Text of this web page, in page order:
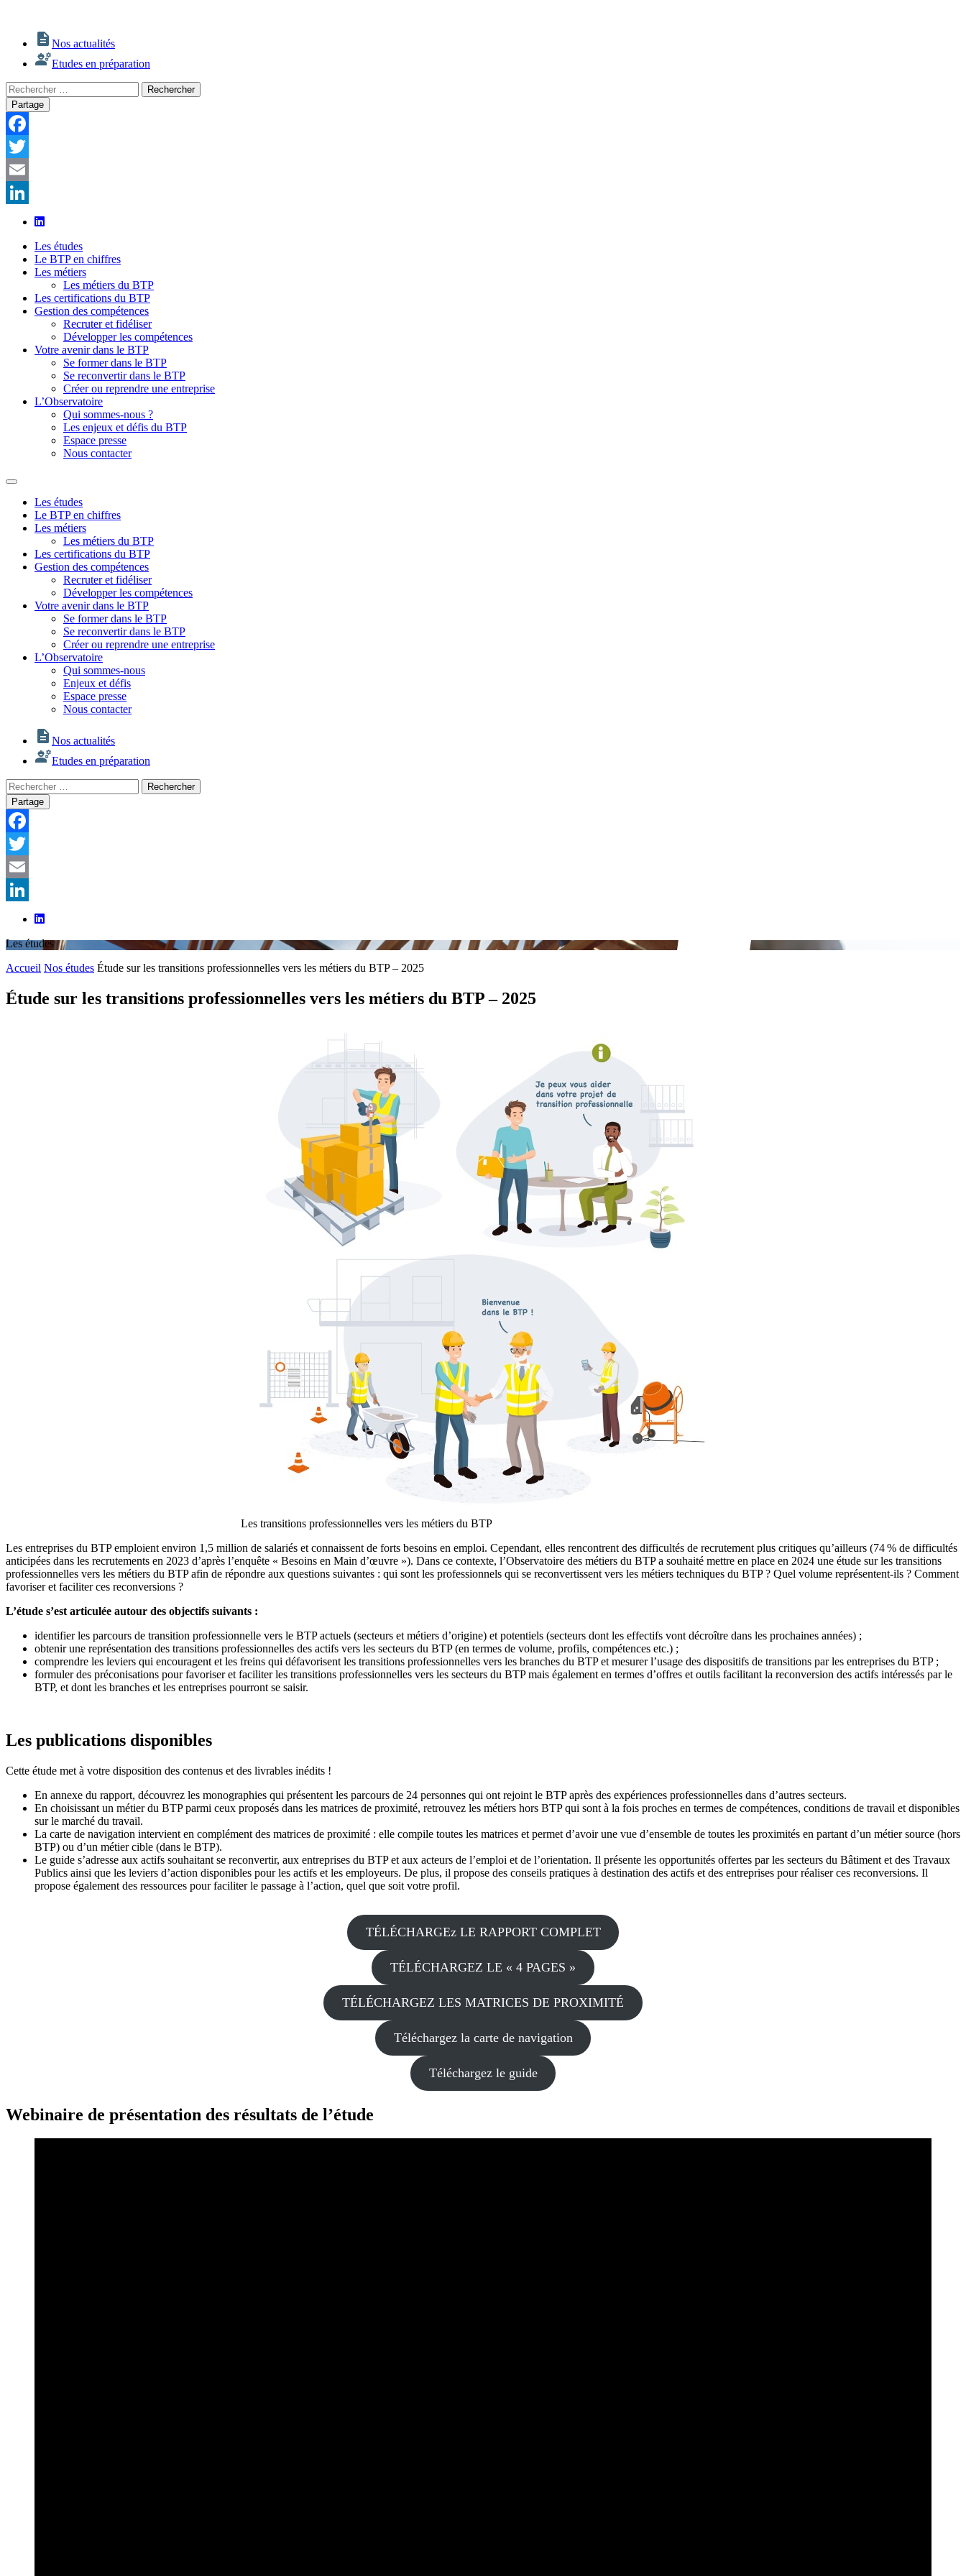
Nos actualités
Etudes en préparation
Rechercher
:
Rechercher
Partage
Facebook
Twitter
Email
LinkedIn
Les études
Le BTP en chiffres
Les métiers
Les métiers du BTP
Les certifications du BTP
Gestion des compétences
Recruter et fidéliser
Développer les compétences
Votre avenir dans le BTP
Se former dans le BTP
Se reconvertir dans le BTP
Créer ou reprendre une entreprise
L’Observatoire
Qui sommes-nous ?
Les enjeux et défis du BTP
Espace presse
Nous contacter
Les études
Le BTP en chiffres
Les métiers
Les métiers du BTP
Les certifications du BTP
Gestion des compétences
Recruter et fidéliser
Développer les compétences
Votre avenir dans le BTP
Se former dans le BTP
Se reconvertir dans le BTP
Créer ou reprendre une entreprise
L’Observatoire
Qui sommes-nous
Enjeux et défis
Espace presse
Nous contacter
Nos actualités
Etudes en préparation
Rechercher
:
Rechercher
Partage
Facebook
Twitter
Email
LinkedIn
Les études
Accueil Nos études Étude sur les transitions professionnelles vers les métiers du BTP – 2025
Étude sur les transitions professionnelles vers les métiers du BTP – 2025
Les transitions professionnelles vers les métiers du BTP
Les entreprises du BTP emploient environ 1,5 million de salariés et connaissent de forts besoins en emploi. Cependant, elles rencontrent des difficultés de recrutement plus critiques qu’ailleurs (74 % de difficultés
anticipées dans les recrutements en 2023 d’après l’enquête « Besoins en Main d’œuvre »). Dans ce contexte, l’Observatoire des métiers du BTP a souhaité mettre en place en 2024 une étude sur les transitions
professionnelles vers les métiers du BTP afin de répondre aux questions suivantes : qui sont les professionnels qui se reconvertissent vers les métiers techniques du BTP ? Quel volume représentent-ils ? Comment
favoriser et faciliter ces reconversions ?
L’étude s’est articulée autour des objectifs suivants :
identifier les parcours de transition professionnelle vers le BTP actuels (secteurs et métiers d’origine) et potentiels (secteurs dont les effectifs vont décroître dans les prochaines années) ;
obtenir une représentation des transitions professionnelles des actifs vers les secteurs du BTP (en termes de volume, profils, compétences etc.) ;
comprendre les leviers qui encouragent et les freins qui défavorisent les transitions professionnelles vers les branches du BTP et mesurer l’usage des dispositifs de transitions par les entreprises du BTP ;
formuler des préconisations pour favoriser et faciliter les transitions professionnelles vers les secteurs du BTP mais également en termes d’offres et outils facilitant la reconversion des actifs intéressés par le
BTP, et dont les branches et les entreprises pourront se saisir.
Les publications disponibles
Cette étude met à votre disposition des contenus et des livrables inédits !
En annexe du rapport, découvrez les monographies qui présentent les parcours de 24 personnes qui ont rejoint le BTP après des expériences professionnelles dans d’autres secteurs.
En choisissant un métier du BTP parmi ceux proposés dans les matrices de proximité, retrouvez les métiers hors BTP qui sont à la fois proches en termes de compétences, conditions de travail et disponibles
sur le marché du travail.
La carte de navigation intervient en complément des matrices de proximité : elle compile toutes les matrices et permet d’avoir une vue d’ensemble de toutes les proximités en partant d’un métier source (hors
BTP) ou d’un métier cible (dans le BTP).
Le guide s’adresse aux actifs souhaitant se reconvertir, aux entreprises du BTP et aux acteurs de l’emploi et de l’orientation. Il présente les opportunités offertes par les secteurs du Bâtiment et des Travaux
Publics ainsi que les leviers d’action disponibles pour les actifs et les employeurs. De plus, il propose des conseils pratiques à destination des actifs et des entreprises pour réaliser ces reconversions. Il
propose également des ressources pour faciliter le passage à l’action, quel que soit votre profil.
TÉLÉCHARGEz LE RAPPORT COMPLET
TÉLÉCHARGEZ LE « 4 PAGES »
TÉLÉCHARGEZ LES MATRICES DE PROXIMITÉ
Téléchargez la carte de navigation
Téléchargez le guide
Webinaire de présentation des résultats de l’étude